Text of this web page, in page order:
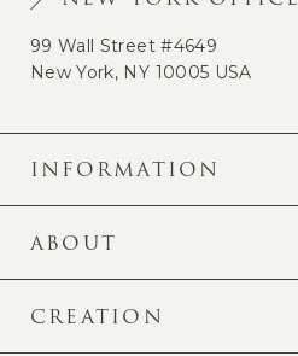
99 Wall Street #4649
New York, NY 10005 USA
INFORMATION
ABOUT
CREATION